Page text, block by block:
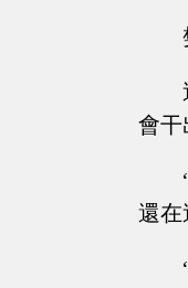
會干
還在